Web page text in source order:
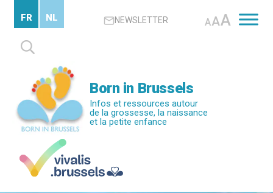
contenu
principal
NEWSLETTER AAA
Rechercher :
FR NL
Born in Brussels
Infos et ressources autour
de la grossesse, la naissance
et la petite enfance